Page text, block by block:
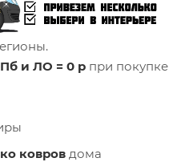
и ЛО = 0 р при покупке
ковров дома